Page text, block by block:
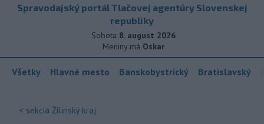
Spravodajský portál Tlačovej agentúry Slovenskej
republiky
Sobota 8. august 2026
Meniny má Oskar
Všetky Hlavné mesto Banskobystrický Bratislavský
< sekcia Žilinský kraj